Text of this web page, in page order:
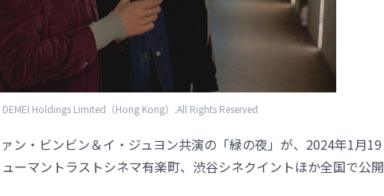
DEMEI Holdings Limited（Hong Kong）.All Rights Reserved
ン・ビンビン＆イ・ジュヨン共演の「緑の夜」が、2024年1月19
ーマントラストシネマ有楽町、渋谷シネクイントほか全国で公開